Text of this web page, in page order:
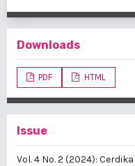
Downloads
PDF HTML
Issue
Vol. 4 No. 2 (2024):